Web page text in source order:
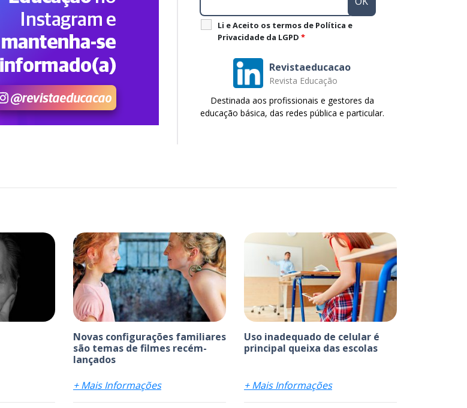
Li e Aceito os termos de Política e
Privacidade da LGPD *
Revistaeducacao
Revista Educação
Destinada aos profissionais e gestores da
educação básica, das redes pública e particular.
Novas configurações familiares
são temas de filmes recém-
lançados
+ Mais Informações
Uso inadequado de celular é
principal queixa das escolas
+ Mais Informações